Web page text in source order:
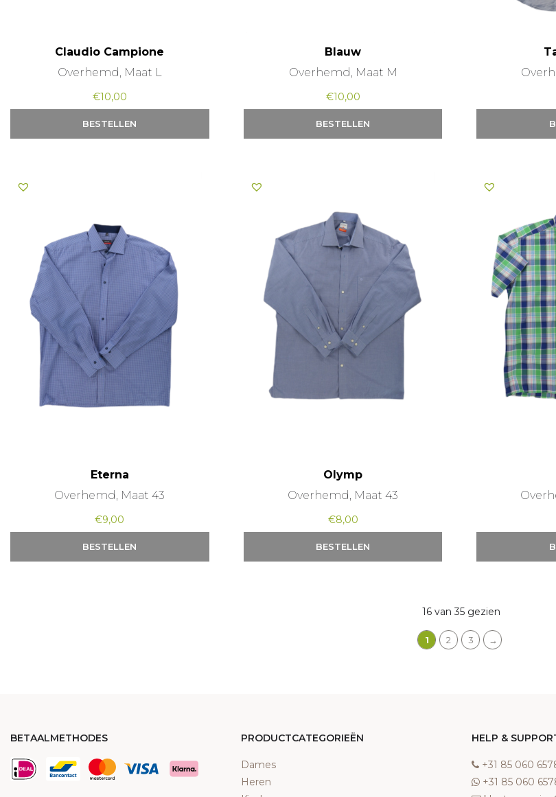
Claudio Campione
Overhemd, Maat L
€10,00
BESTELLEN
Blauw
Overhemd, Maat M
€10,00
BESTELLEN
Eterna
Overhemd, Maat 43
€9,00
BESTELLEN
Olymp
Overhemd, Maat 43
€8,00
BESTELLEN
16 van 35 gezien
1 2 3 →
BETAALMETHODES PRODUCTCATEGORIEËN
Dames
Heren
HELP &
‎+31 85 060
‎+31 85 060